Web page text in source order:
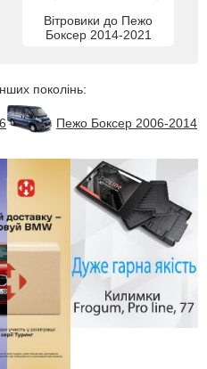
Вітровики до Пежо
Боксер 2014-2021
поколінь:
Пежо Боксер 2006-2014